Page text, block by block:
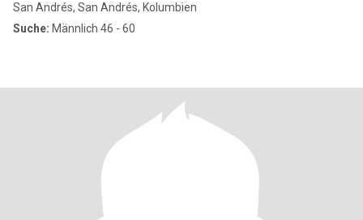
San Andrés, San Andrés, Kolumbien
Suche: Männlich 46 - 60